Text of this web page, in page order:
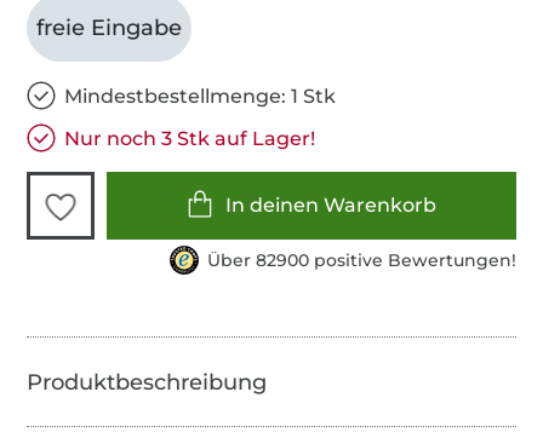
freie Eingabe
Mindestbestellmenge: 1 Stk
Nur noch 3 Stk auf Lager!
In deinen Warenkorb
Über 82900 positive Bewertungen!